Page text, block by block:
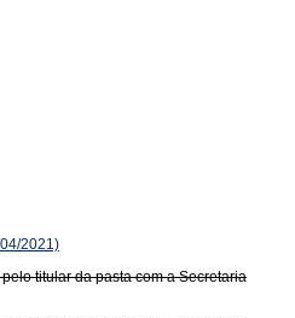
2021)
titular da pasta com a Secretaria